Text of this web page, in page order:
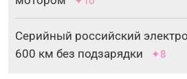
Серийный российский
600 км без подзарядки
✦8